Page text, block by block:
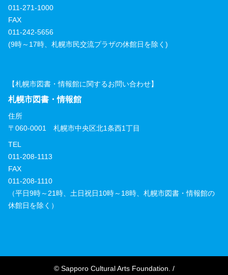
011-271-1000
FAX
011-242-5656
(9時～17時、札幌市民交流プラザの休館日を除く)
【札幌市図書・情報館に関するお問い合わせ】
札幌市図書・情報館
住所
〒060-0001 札幌市中央区北1条西1丁目
TEL
011-208-1113
FAX
011-208-1110
（平日9時～21時、土日祝日10時～18時、札幌市図書・情報館の
休館日を除く）
© Sapporo Cultural Arts Foundation. /